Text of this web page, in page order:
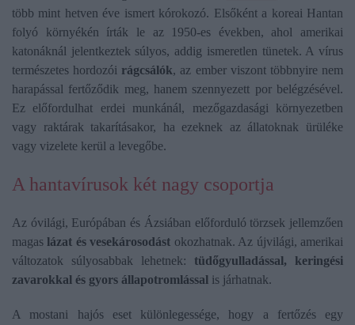
több mint hetven éve ismert kórokozó. Elsőként a koreai Hantan
folyó környékén írták le az 1950-es években, ahol amerikai
katonáknál jelentkeztek súlyos, addig ismeretlen tünetek. A vírus
természetes hordozói rágcsálók, az ember viszont többnyire nem
harapással fertőződik meg, hanem szennyezett por belégzésével.
Ez előfordulhat erdei munkánál, mezőgazdasági környezetben
vagy raktárak takarításakor, ha ezeknek az állatoknak ürüléke
vagy vizelete kerül a levegőbe.
A hantavírusok két nagy csoportja
Az óvilági, Európában és Ázsiában előforduló törzsek jellemzően
magas lázat és vesekárosodást okozhatnak. Az újvilági, amerikai
változatok súlyosabbak lehetnek: tüdőgyulladással, keringési
zavarokkal és gyors állapotromlással is járhatnak.
A mostani hajós eset különlegessége, hogy a fertőzés egy